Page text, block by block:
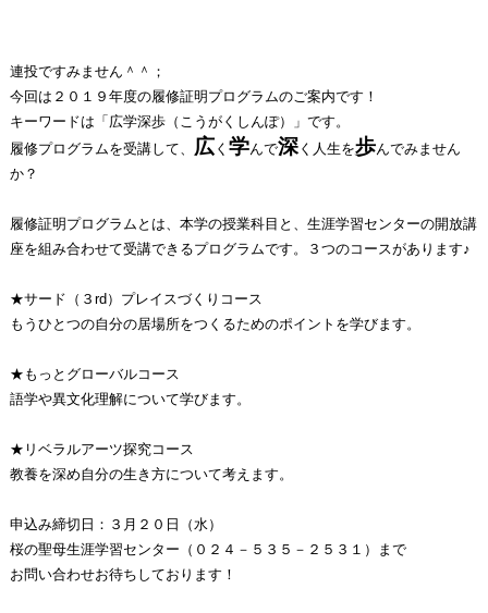
連投ですみません＾＾；
今回は２０１９年度の履修証明プログラムのご案内です！
キーワードは「広学深歩（こうがくしんぽ）」です。
履修プログラムを受講して、
広く 学んで深く人生を歩んでみません
か？
履修証明プログラムとは、本学の授業科目と、生涯学習センターの開放講
座を組み合わせて受講できるプログラムです。３つのコースがあります♪
★サード（３rd）プレイスづくりコース
もうひとつの自分の居場所をつくるためのポイントを学びます。
★もっとグローバルコース
語学や異文化理解について学びます。
★リベラルアーツ探究コース
教養を深め自分の生き方について考えます。
申込み締切日：３月２０日（水）
桜の聖母生涯学習センター（０２４－５３５－２５３１）まで
お問い合わせお待ちしております！